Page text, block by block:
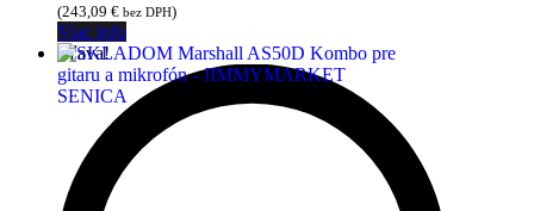
(243,09 € bez DPH)
Viac info
Zľava!